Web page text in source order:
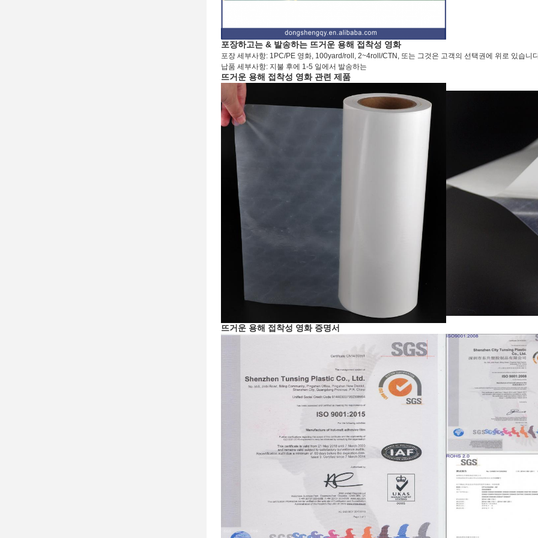
포장하고는 & 발송하는 뜨거운 용해 접착성 영화
포장 세부사항: 1PC/PE 영화, 100yard/roll, 2~4roll/CTN, 또는 그것은 고객의 선택권에 위로 있습니
납품 세부사항: 지불 후에 1-5 일에서 발송하는
뜨거운 용해 접착성 영화 관련 제품
뜨거운 용해 접착성 영화 증명서